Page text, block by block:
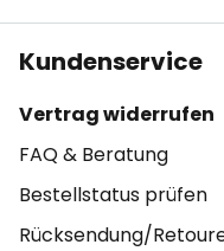
Kundenservice
Vertrag widerrufen
FAQ & Beratung
Bestellstatus prüfen
Rücksendung/